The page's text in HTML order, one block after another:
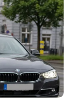
कुछ खाद्य पदार्थ
के इलाज में
ही जरूरी माना